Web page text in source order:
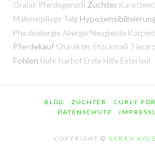
Oralair Pferdegeruch Züchter
Mähnenpflege Talg
Pferdeallergie Allergie Neugierde
Pferdekauf Charakter Stockmaß
Fohlen Hufe Isarhof Erste Hilfe Exterieur
BLOG ZÜCHTER CURLY
DATENSCHUTZ
COPYRIGHT © SARAH